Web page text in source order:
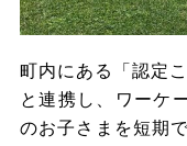
町内にある「認定
と連携し、ワーケ
のお子さまを短期